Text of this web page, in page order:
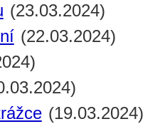
(23.03.2024)
(22.03.2024)
(19.03.2024)